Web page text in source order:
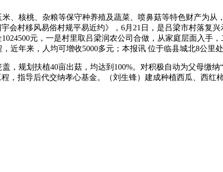
核桃、杂粮等保守种养殖及蔬菜、喷鼻菇等特色财产为从
会村移风易俗村规平易近约》，6月21日，是吕梁市村落复
元，一是村里取吕梁润农公司合做，从家庭层面入手
近年来，人均可增收5000多元；本报讯 位于临县城北8公里
规划扶植40亩出菇，均达到100%。对积极自动为父母缴纳
，指导后代交纳孝心基金。（刘生锋）建成种植西瓜、西